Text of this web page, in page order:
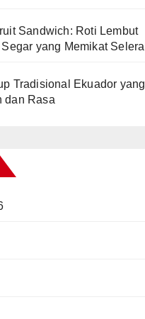
Sandwich: Roti Lembut
yang Memikat Selera
Tradisional Ekuador yang
dan Rasa